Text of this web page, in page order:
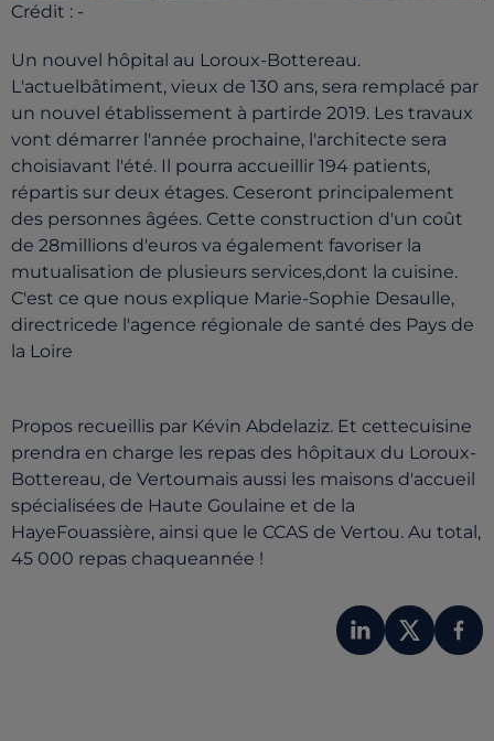
Crédit : -
Un nouvel hôpital au Loroux-Bottereau.
L'actuelbâtiment, vieux de 130 ans, sera remplacé par
un nouvel établissement à partirde 2019. Les travaux
vont démarrer l'année prochaine, l'architecte sera
choisiavant l'été. Il pourra accueillir 194 patients,
répartis sur deux étages. Ceseront principalement
des personnes âgées. Cette construction d'un coût
de 28millions d'euros va également favoriser la
mutualisation de plusieurs services,dont la cuisine.
C'est ce que nous explique Marie-Sophie Desaulle,
directricede l'agence régionale de santé des Pays de
la Loire
Propos recueillis par Kévin Abdelaziz. Et cettecuisine
prendra en charge les repas des hôpitaux du Loroux-
Bottereau, de Vertoumais aussi les maisons d'accueil
spécialisées de Haute Goulaine et de la
HayeFouassière, ainsi que le CCAS de Vertou. Au total,
45 000 repas chaqueannée !